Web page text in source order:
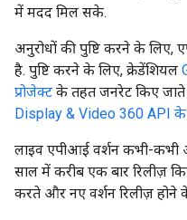
में मदद मिल सके.
अनुरोधों की पुष्टि करने के लिए,
है. पुष्टि करने के लिए, क्रेडेंशियल
प्रोजेक्ट के तहत जनरेट किए जाते
Display & Video 360 API के
लाइव एपीआई वर्शन कभी-कभी
साल में करीब एक बार रिलीज़
करते और नए वर्शन रिलीज़ होने